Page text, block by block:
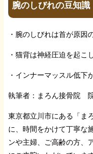
腕のしびれの豆知識
・腕のしびれは首が原因
・猫背は神経圧迫を起こ
・インナーマッスル低下
執筆者：まろん接骨院
東京都立川市にある「ま
に、時間をかけて丁寧な
ンや主婦、ご高齢の方、